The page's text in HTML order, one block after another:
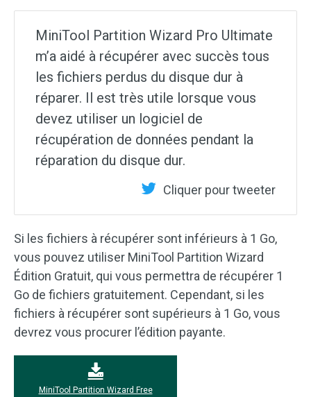
MiniTool Partition Wizard Pro Ultimate
m’a aidé à récupérer avec succès tous
les fichiers perdus du disque dur à
réparer. Il est très utile lorsque vous
devez utiliser un logiciel de
récupération de données pendant la
réparation du disque dur.
Cliquer pour tweeter
Si les fichiers à récupérer sont inférieurs à 1 Go,
vous pouvez utiliser MiniTool Partition Wizard
Édition Gratuit, qui vous permettra de récupérer 1
Go de fichiers gratuitement. Cependant, si les
fichiers à récupérer sont supérieurs à 1 Go, vous
devrez vous procurer l’édition payante.
MiniTool Partition Wizard Free